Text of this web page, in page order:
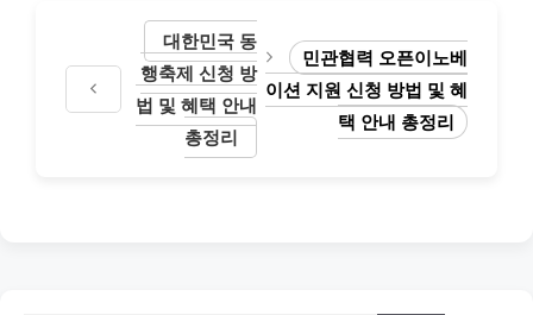
대한민국 동
행축제 신청 방
법 및 혜택 안내
총정리
민관협력 오픈이노베
이션 지원 신청 방법 및 혜
택 안내 총정리